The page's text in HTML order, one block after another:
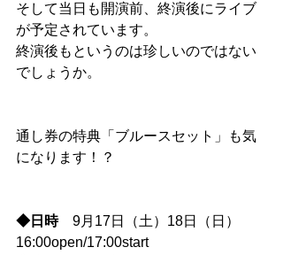
そして当日も開演前、終演後にライブ
が予定されています。
終演後もというのは珍しいのではない
でしょうか。
通し券の特典「ブルースセット」も気
になります！？
◆日時 9月17日（土）18日（日）
16:00open/17:00start